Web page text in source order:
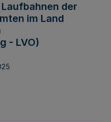
der
im Land
- LVO)